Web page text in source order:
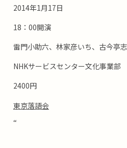
2014年1月17日
18：00開演
雷門小助六、林家彦いち、古今亭
NHKサービスセンター文化事業
2400円
東京落語会
“